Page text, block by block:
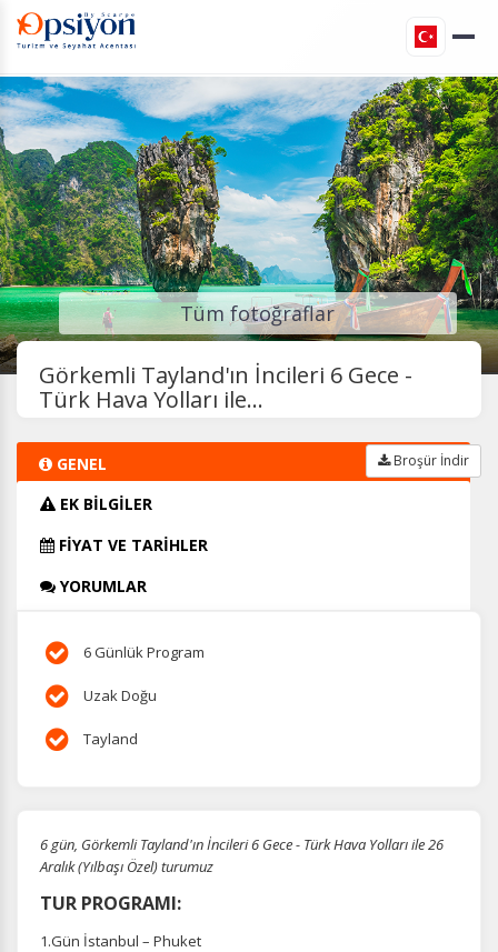
Tüm fotoğraflar
Görkemli Tayland'ın İncileri 6 Gece -
Türk Hava Yolları ile...
GENEL
EK BİLGİLER
FİYAT VE TARİHLER
YORUMLAR
Broşür İndir
6 Günlük Program
Uzak Doğu
Tayland
6 gün, Görkemli Tayland'ın İncileri 6 Gece - Türk Hava Yolları ile 26
Aralık (Yılbaşı Özel) turumuz
TUR PROGRAMI:
1.Gün İstanbul – Phuket